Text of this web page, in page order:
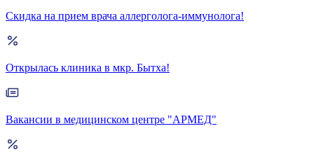
Скидка на прием врача аллерголога-иммунолога!
Открылась клиника в мкр. Бытха!
Вакансии в медицинском центре "АРМЕД"